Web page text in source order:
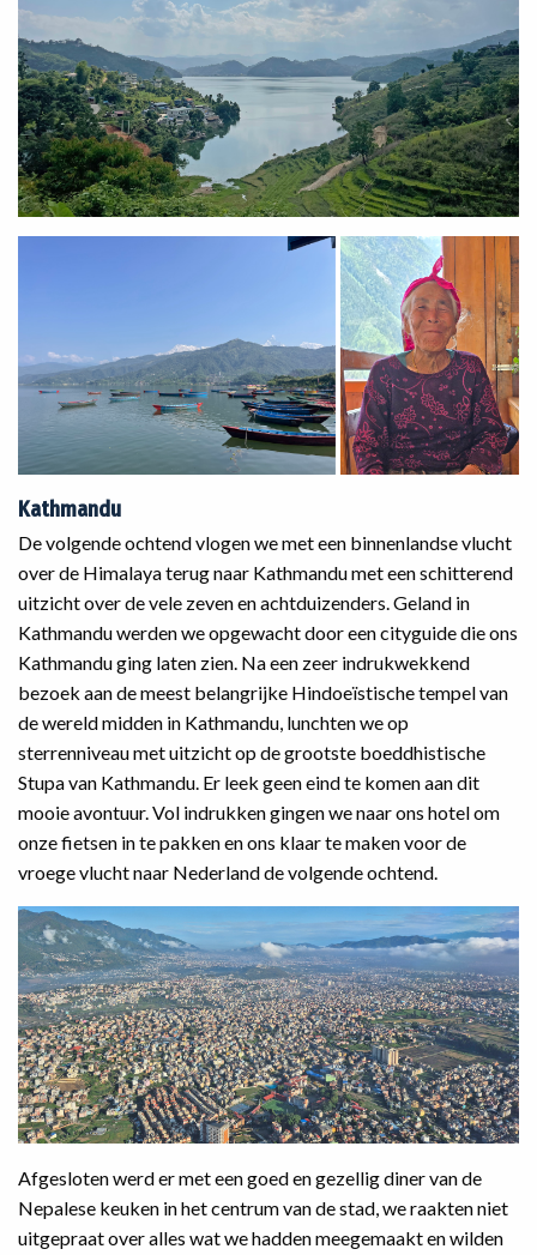
Kathmandu
De volgende ochtend vlogen we met een binnenlandse vlucht
over de Himalaya terug naar Kathmandu met een schitterend
uitzicht over de vele zeven en achtduizenders. Geland in
Kathmandu werden we opgewacht door een cityguide die ons
Kathmandu ging laten zien. Na een zeer indrukwekkend
bezoek aan de meest belangrijke Hindoeïstische tempel van
de wereld midden in Kathmandu, lunchten we op
sterrenniveau met uitzicht op de grootste boeddhistische
Stupa van Kathmandu. Er leek geen eind te komen aan dit
mooie avontuur. Vol indrukken gingen we naar ons hotel om
onze fietsen in te pakken en ons klaar te maken voor de
vroege vlucht naar Nederland de volgende ochtend.
Afgesloten werd er met een goed en gezellig diner van de
Nepalese keuken in het centrum van de stad, we raakten niet
uitgepraat over alles wat we hadden meegemaakt en wilden